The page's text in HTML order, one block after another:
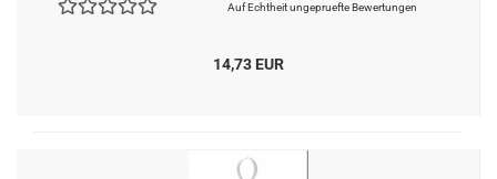
Auf Echtheit ungepruefte Bewertungen
14,73 EUR